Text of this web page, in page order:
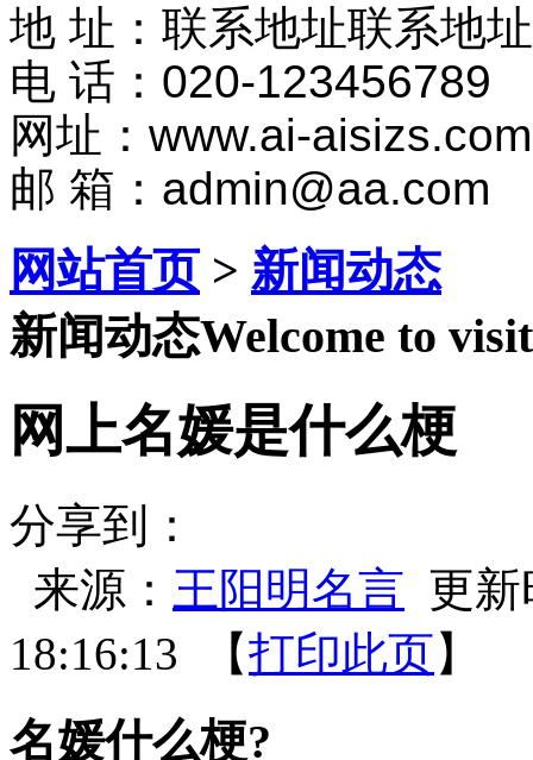
地 址：联系地址联系地
电 话：020-123456789
网址：www.ai-
邮 箱：admin@aa.com
网站首页> 新闻动态
新闻动态Welcome to
网上名媛是什么梗
分享到：
来源： 王阳明名言 更新
18:16:13 【打印此页】
名媛什么梗?